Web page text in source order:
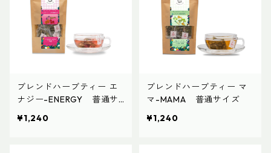
ブレンドハーブティー エ
ナジー-ENERGY 普通サ
¥1,240
ブレンドハーブティー マ
マ-MAMA 普通サイズ
¥1,240